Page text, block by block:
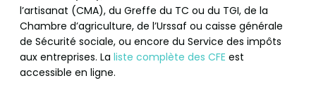
l’artisanat (CMA), du Greffe du TC ou du TGI, de la
Chambre d’agriculture, de l’Urssaf ou caisse générale
de Sécurité sociale, ou encore du Service des impôts
aux entreprises. La liste complète des CFE est
accessible en ligne.